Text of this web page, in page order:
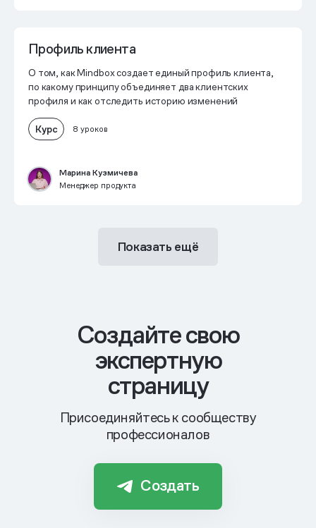
Профиль клиента
О том, как Mindbox создает единый профиль клиента,
по какому принципу объединяет два клиентских
профиля и как отследить историю изменений
Курс 8 уроков
Марина Кузмичева
Менеджер продукта
Показать ещё
Cоздайте свою
экспертную
страницу
Присоединяйтесь к сообществу
профессионалов
Создать